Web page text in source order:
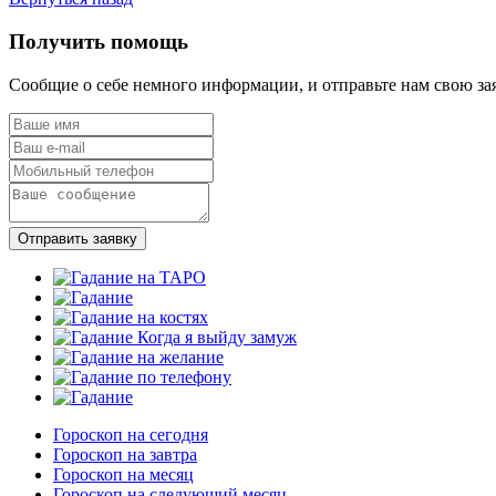
Получить помощь
Сообщие о себе немного информации, и отправьте нам свою
Отправить заявку
Гороскоп на сегодня
Гороскоп на завтра
Гороскоп на месяц